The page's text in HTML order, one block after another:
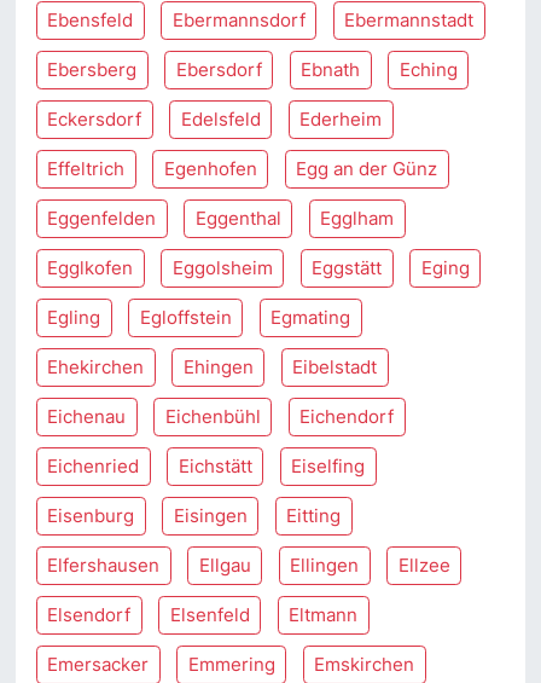
Ebensfeld Ebermannsdorf Ebermannstadt
Ebersberg Ebersdorf Ebnath Eching
Eckersdorf Edelsfeld Ederheim
Effeltrich Egenhofen Egg an der Günz
Eggenfelden Eggenthal Egglham
Egglkofen Eggolsheim Eggstätt Eging
Egling Egloffstein Egmating
Ehekirchen Ehingen Eibelstadt
Eichenau Eichenbühl Eichendorf
Eichenried Eichstätt Eiselfing
Eisenburg Eisingen Eitting
Elfershausen Ellgau Ellingen Ellzee
Elsendorf Elsenfeld Eltmann
Emersacker Emmering Emskirchen